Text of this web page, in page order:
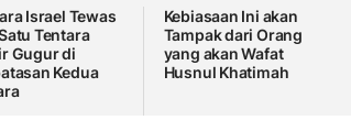
Israel Tewas
Tentara
Gugur di
Kedua
Kebiasaan Ini akan
Tampak dari Orang
yang akan Wafat
Husnul Khatimah